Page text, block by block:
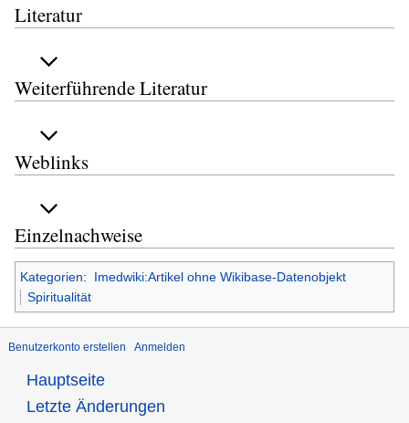
Literatur
Weiterführende Literatur
Weblinks
Einzelnachweise
Kategorien:
Imedwiki:Artikel ohne Wikibase-Datenobjekt
Spiritualität
Benutzerkonto erstellen Anmelden
Hauptseite
Letzte Änderungen